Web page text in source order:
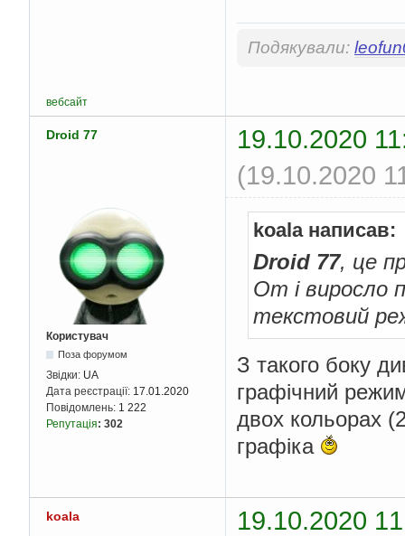
Подякували:
вебсайт
Droid 77
19.10.2020
(19.10.2020
Користувач
Поза форумом
Звідки: UA
Дата реєстрації: 17.01.2020
Повідомлень: 1 222
Репутація: 302
koala написав:
Droid 77, це
От і виросло
текстовий
З такого боку
графічний
двох кольорах
графіка
koala 19.10.2020